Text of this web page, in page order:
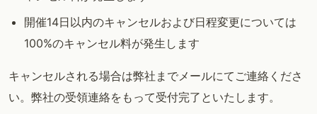
開催14日以内のキャンセルおよび日程変更については
100%のキャンセル料が発生します
キャンセルされる場合は弊社までメールにてご連絡くださ
い。弊社の受領連絡をもって受付完了といたします。